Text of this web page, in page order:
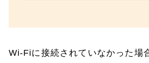
Wi-Fiに接続されていなかった場